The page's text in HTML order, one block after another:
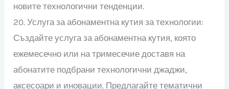
новите технологични тенденции.
20. Услуга за абонаментна кутия за технологии:
Създайте услуга за абонаментна кутия, която
ежемесечно или на тримесечие доставя на
абонатите подбрани технологични джаджи,
аксесоари и иновации. Предлагайте тематични